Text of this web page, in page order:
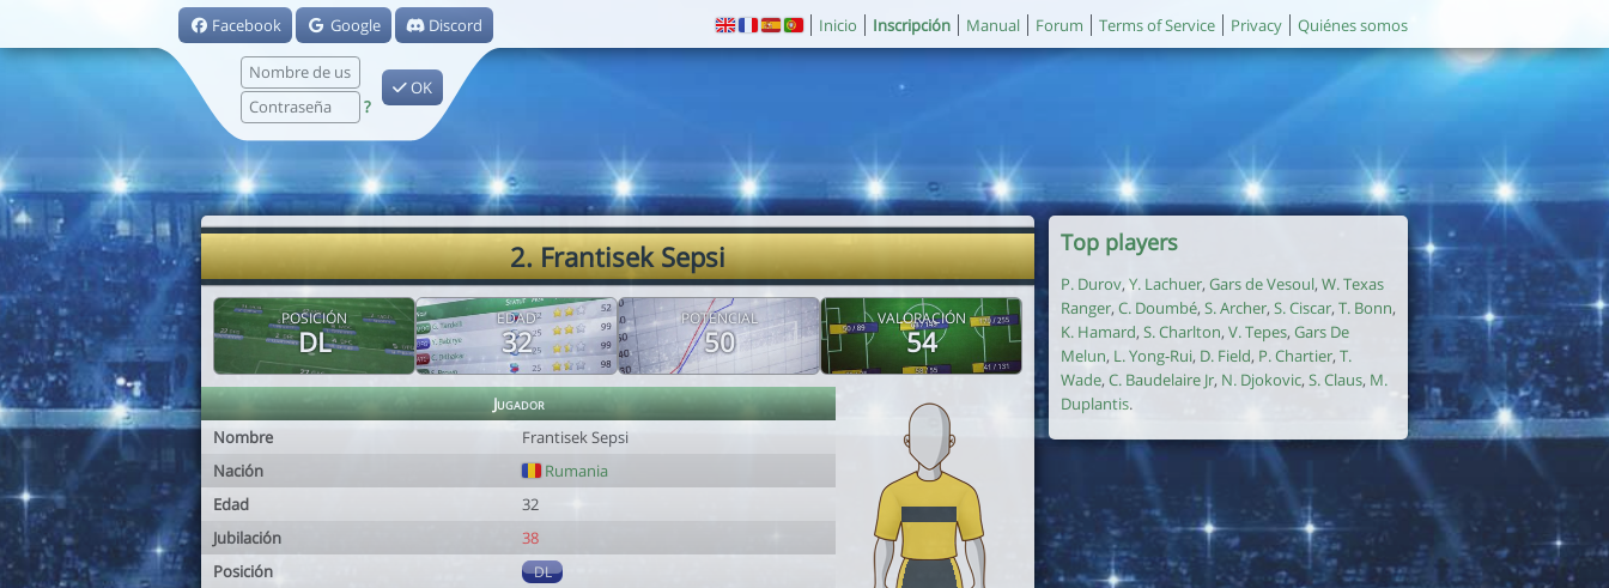
Facebook Google Discord
?
OK
Inicio Inscripción Manual Forum Terms of Service Privacy Quiénes somos
2. Frantisek Sepsi
POSICIÓN
DL
EDAD
32
POTENCIAL
50
VALORACIÓN
54
Jugador
Nombre
Frantisek Sepsi
Nación
Rumania
Edad
32
Jubilación
38
Posición
DL
Top players
P. Durov, Y. Lachuer, Gars de Vesoul, W. Texas
Ranger, C. Doumbé, S. Archer, S. Ciscar, T. Bonn,
K. Hamard, S. Charlton, V. Tepes, Gars De
Melun, L. Yong-Rui, D. Field, P. Chartier, T.
Wade, C. Baudelaire Jr, N. Djokovic, S. Claus, M.
Duplantis.